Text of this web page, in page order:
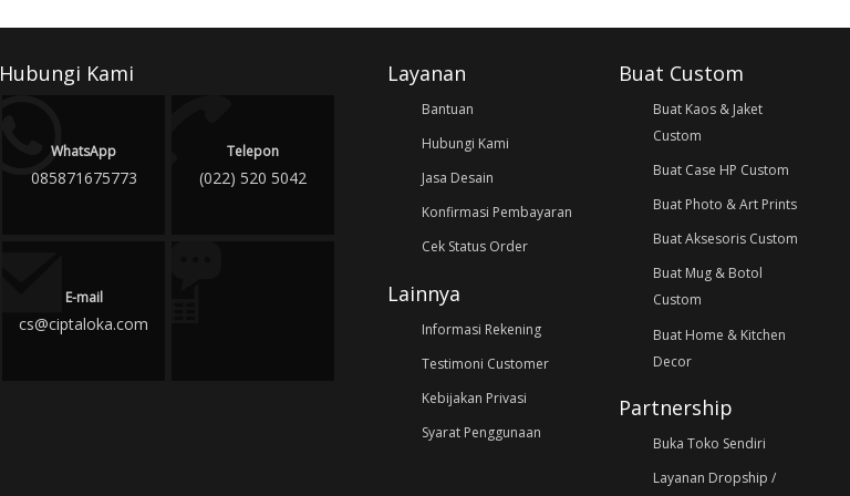
Hubungi Kami
WhatsApp
085871675773
Telepon
(022) 520 5042
E-mail
cs@ciptaloka.com
Layanan
Bantuan
Hubungi Kami
Jasa Desain
Konfirmasi Pembayaran
Cek Status Order
Lainnya
Informasi Rekening
Testimoni Customer
Kebijakan Privasi
Syarat Penggunaan
Buat Custom
Buat Kaos & Jaket
Custom
Buat Case HP Custom
Buat Photo & Art Prints
Buat Aksesoris Custom
Buat Mug & Botol
Custom
Buat Home & Kitchen
Decor
Partnership
Buka Toko Sendiri
Layanan Dropship /